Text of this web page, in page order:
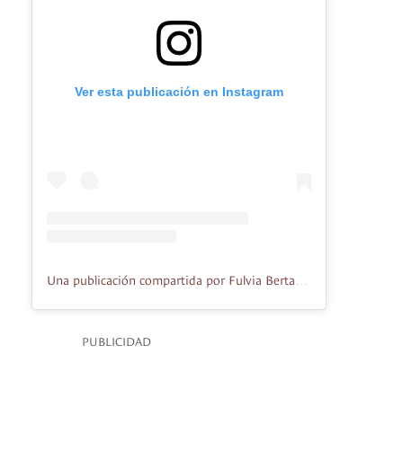
Ver esta publicación en Instagram
PUBLICIDAD